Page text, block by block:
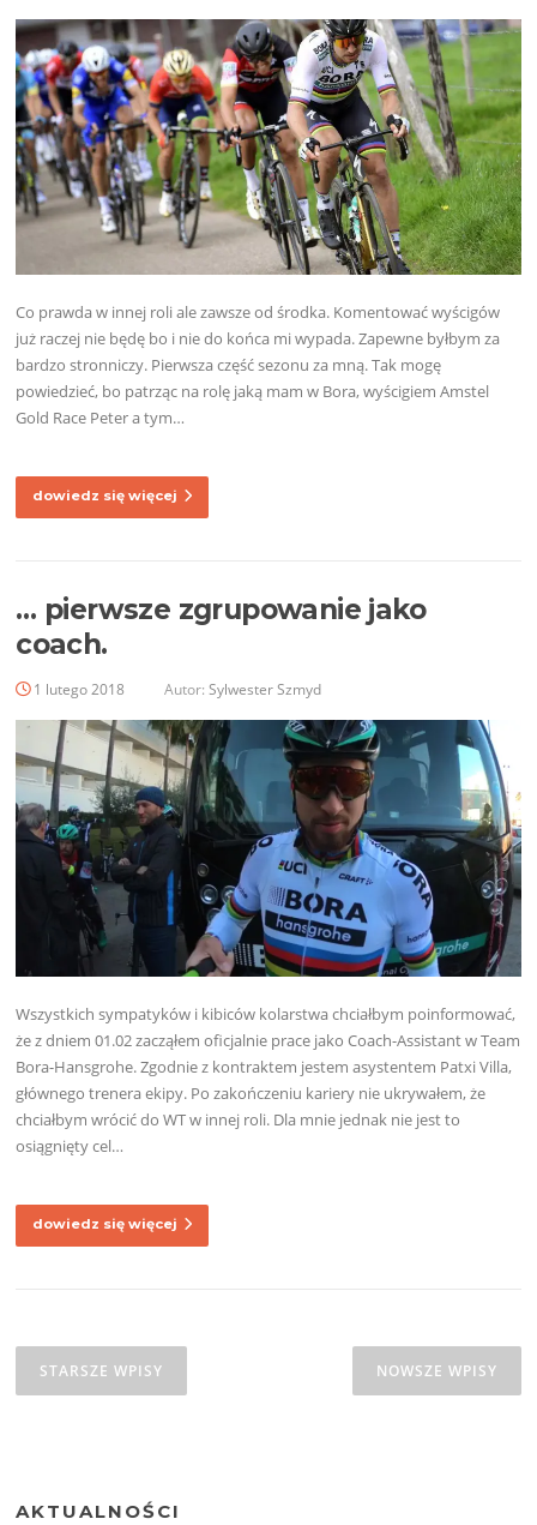
Co prawda w innej roli ale zawsze od środka. Komentować wyścigów
już raczej nie będę bo i nie do końca mi wypada. Zapewne byłbym za
bardzo stronniczy. Pierwsza część sezonu za mną. Tak mogę
powiedzieć, bo patrząc na rolę jaką mam w Bora, wyścigiem Amstel
Gold Race Peter a tym…
dowiedz się więcej
… pierwsze zgrupowanie jako
coach.
1 lutego 2018 Autor:Sylwester Szmyd
Wszystkich sympatyków i kibiców kolarstwa chciałbym poinformować,
że z dniem 01.02 zacząłem oficjalnie prace jako Coach-Assistant w Team
Bora-Hansgrohe. Zgodnie z kontraktem jestem asystentem Patxi Villa,
głównego trenera ekipy. Po zakończeniu kariery nie ukrywałem, że
chciałbym wrócić do WT w innej roli. Dla mnie jednak nie jest to
osiągnięty cel…
dowiedz się więcej
po
wpisach
STARSZE WPISY NOWSZE WPISY
AKTUALNOŚCI